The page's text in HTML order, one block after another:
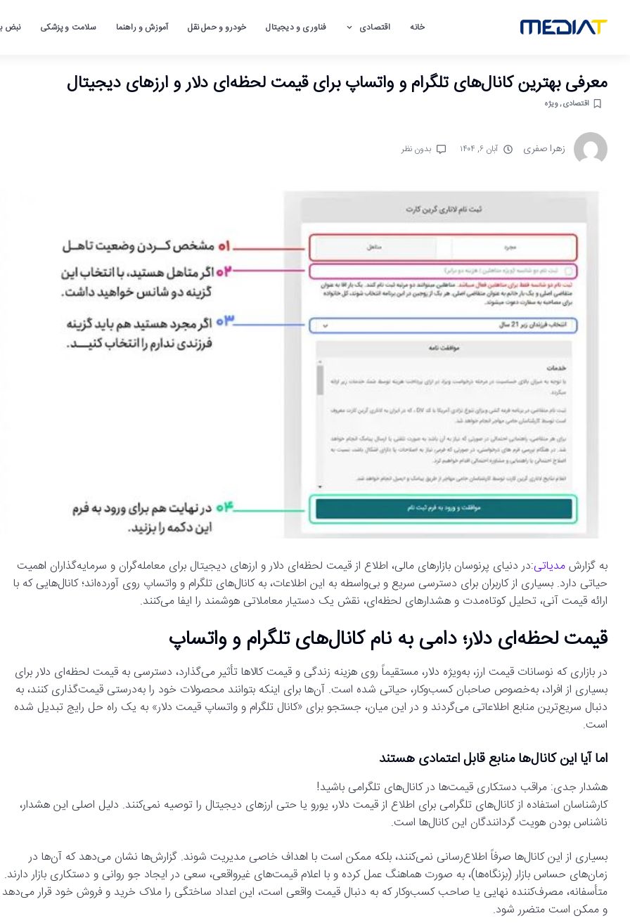
خانه اقتصادی فناوری و دیجیتال خودرو و حمل نقل آموزش و راهنما سلامت و پزشکی نبض
معرفی بهترین کانال‌های تلگرام و واتساپ برای قیمت لحظه‌ای دلار و ارزهای دیجیتال
اقتصادی,ویژه
زهرا صفری آبان ۶, ۱۴۰۴ بدون نظر
به گزارشمدیاتی:در دنیای پرنوسان بازارهای مالی، اطلاع از قیمت لحظه‌ای دلار و ارزهای دیجیتال برای معامله‌گران و سرمایه‌گذاران اهمیت
حیاتی دارد. بسیاری از کاربران برای دسترسی سریع و بی‌واسطه به این اطلاعات، به کانال‌های تلگرام و واتساپ روی آورده‌اند؛ کانال‌هایی که با
ارائه قیمت آنی، تحلیل کوتاه‌مدت و هشدارهای لحظه‌ای، نقش یک دستیار معاملاتی هوشمند را ایفا می‌کنند.
قیمت لحظه‌ای دلار؛ دامی به نام کانال‌های تلگرام و واتساپ
در بازاری که نوسانات قیمت ارز، به‌ویژه دلار، مستقیماً روی هزینه زندگی و قیمت کالاها تأثیر می‌گذارد، دسترسی به قیمت لحظه‌ای دلار برای
بسیاری از افراد، به‌خصوص صاحبان کسب‌وکار، حیاتی شده است. آن‌ها برای اینکه بتوانند محصولات خود را به‌درستی قیمت‌گذاری کنند، به
دنبال سریع‌ترین منابع اطلاعاتی می‌گردند و در این میان، جستجو برای «کانال تلگرام و واتساپ قیمت دلار» به یک راه حل رایج تبدیل شده
است.
اما آیا این کانال‌ها منابع قابل اعتمادی هستند
هشدار جدی: مراقب دستکاری قیمت‌ها در کانال‌های تلگرامی باشید!
کارشناسان استفاده از کانال‌های تلگرامی برای اطلاع از قیمت دلار، یورو یا حتی ارزهای دیجیتال را توصیه نمی‌کنند. دلیل اصلی این هشدار،
ناشناس بودن هویت گردانندگان این کانال‌ها است.
بسیاری از این کانال‌ها صرفاً اطلاع‌رسانی نمی‌کنند، بلکه ممکن است با اهداف خاصی مدیریت شوند. گزارش‌ها نشان می‌دهد که آن‌ها در
زمان‌های حساس بازار (بزنگاه‌ها)، به صورت هماهنگ عمل کرده و با اعلام قیمت‌های غیرواقعی، سعی در ایجاد جو روانی و دستکاری بازار دارند.
متأسفانه، مصرف‌کننده نهایی یا صاحب کسب‌وکار که به دنبال قیمت واقعی است، این اعداد ساختگی را ملاک خرید و فروش خود قرار می‌دهد
و ممکن است متضرر شود.